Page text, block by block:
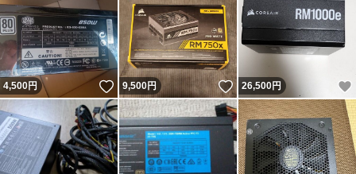
4,500円 いいね！
9,500円 いいね！
26,500円